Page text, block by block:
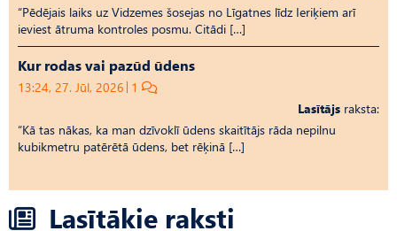
“Pēdējais laiks uz Vid­ze­mes šosejas no Līgatnes līdz Ieriķiem arī
ieviest ātruma kontroles posmu. Citādi […]
Kur rodas vai pazūd ūdens
13:24, 27. Jūl, 2026 1
Lasītājs raksta:
“Kā tas nākas, ka man dzīvoklī ūdens skaitītājs rāda nepilnu
kubikmetru patērētā ūdens, bet rēķinā […]
Lasītākie raksti